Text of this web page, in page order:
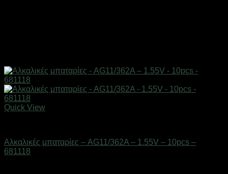
Quick View
Αλκαλικές μπαταρίες – AG11/362A – 1.55V – 10pcs –
681118